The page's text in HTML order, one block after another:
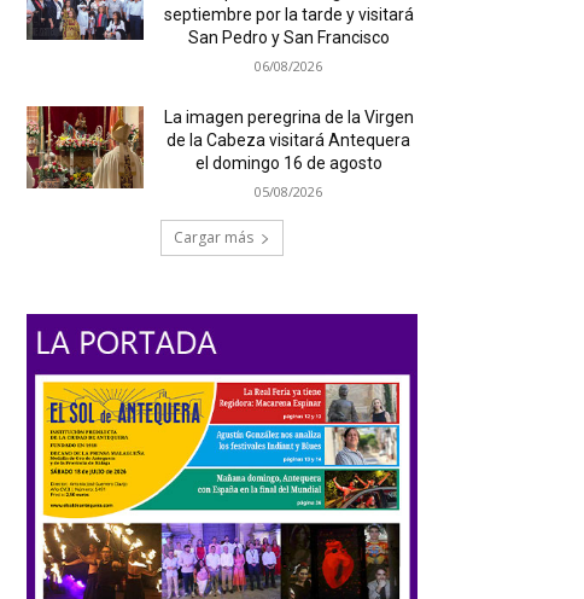
septiembre por la tarde y visitará
San Pedro y San Francisco
06/08/2026
La imagen peregrina de la Virgen
de la Cabeza visitará Antequera
el domingo 16 de agosto
05/08/2026
Cargar más